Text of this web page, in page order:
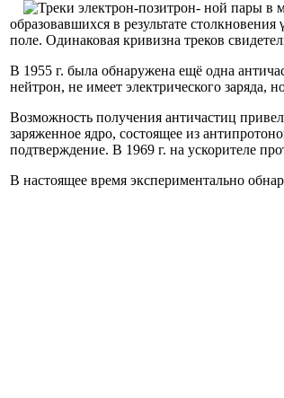
образовавшихся в результате
поле. Одинаковая кривизна треков
В 1955 г. была обнаружена ещё одна
нейтрон, не имеет электрического
Возможность получения античастиц
заряженное ядро, состоящее из
подтверждение. В 1969 г. на ускорителе
В настоящее время экспериментально